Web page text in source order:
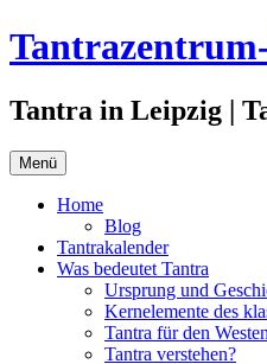
Zum
Inhalt
Tantra in Leipzig |
Menü
Home
Blog
Tantrakalender
Was bedeutet Tantra
Ursprung und
Kernelemente des
Tantra für den Westen
Tantra verstehen?